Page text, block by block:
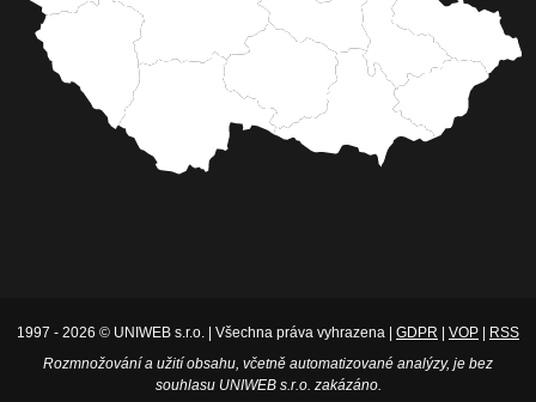
1997 - 2026 © UNIWEB s.r.o. | Všechna práva vyhrazena | GDPR VOP
RSS
Rozmnožování a užití obsahu, včetně automatizované analýzy, je bez
souhlasu UNIWEB s.r.o. zakázáno.